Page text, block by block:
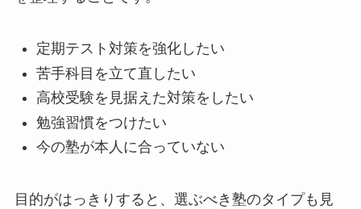
定期テスト対策を強化したい
苦手科目を立て直したい
高校受験を見据えた対策をしたい
勉強習慣をつけたい
今の塾が本人に合っていない
目的がはっきりすると、選ぶべき塾のタイプも見